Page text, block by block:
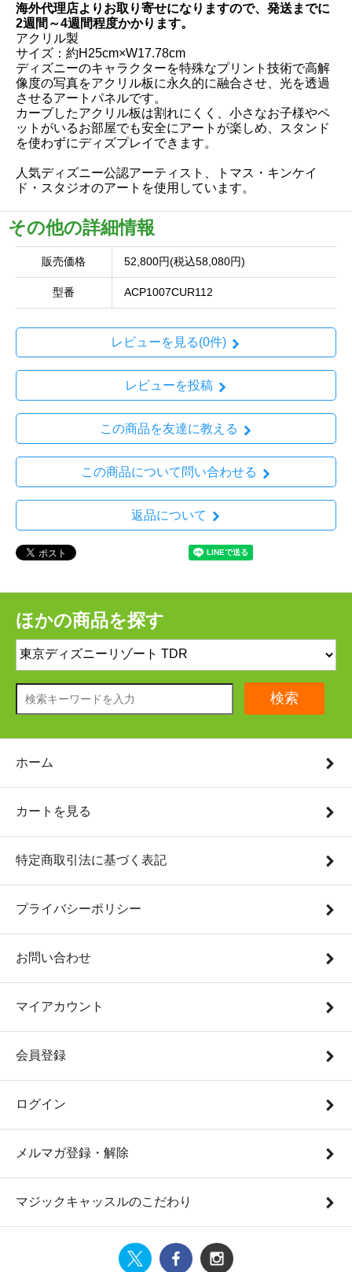
海外代理店よりお取り寄せになりますので、発送までに
2週間～4週間程度かかります。
アクリル製
サイズ：約H25cm×W17.78cm
ディズニーのキャラクターを特殊なプリント技術で高解
像度の写真をアクリル板に永久的に融合させ、光を透過
させるアートパネルです。
カーブしたアクリル板は割れにくく、小さなお子様やペ
ットがいるお部屋でも安全にアートが楽しめ、スタンド
を使わずにディズプレイできます。
人気ディズニー公認アーティスト、トマス・キンケイ
ド・スタジオのアートを使用しています。
その他の詳細情報
販売価格 52,800円(税込58,080円)
型番 ACP1007CUR112
レビューを見る(0件)
レビューを投稿
この商品を友達に教える
この商品について問い合わせる
返品について
ほかの商品を探す
検索
ホーム
カートを見る
特定商取引法に基づく表記
プライバシーポリシー
お問い合わせ
マイアカウント
会員登録
ログイン
メルマガ登録・解除
マジックキャッスルのこだわり